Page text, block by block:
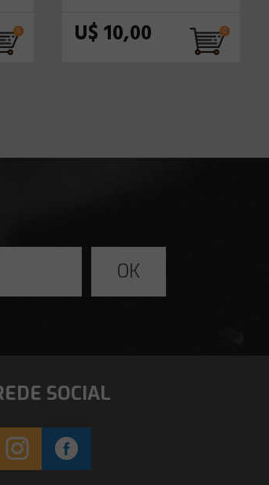
U$ 10,00
SOCIAL